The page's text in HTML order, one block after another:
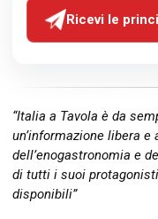
Ricevi le
“Italia a Tavola è da
un’informazione libera
dell’enogastronomia e
di tutti i suoi
disponibili”